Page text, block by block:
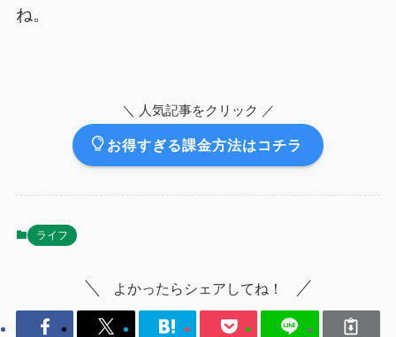
ね。
＼ 人気記事をクリック ／
お得すぎる課金方法はコチラ
ライフ
よかったらシェアしてね！